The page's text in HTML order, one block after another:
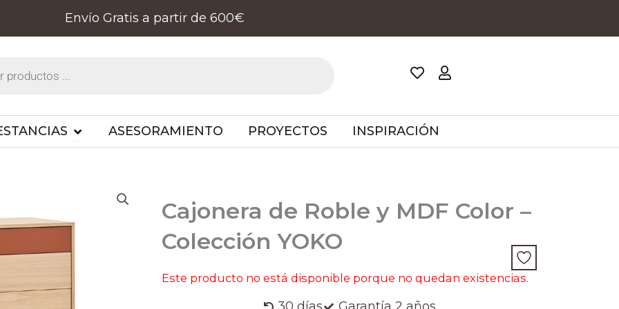
Envío Gratis a partir de 600€
OPEN ESTANCIAS
ASESORAMIENTO PROYECTOS INSPIRACIÓN
Cajonera de Roble y MDF Color –
Colección YOKO
Este producto no está disponible porque no quedan existencias.